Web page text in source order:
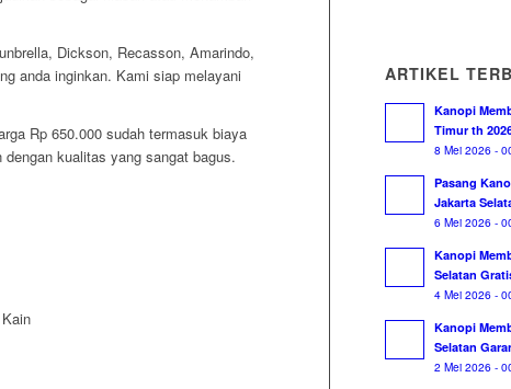
Dickson, Recasson, Amarindo,
anda inginkan. Kami siap melayani
Rp 650.000 sudah termasuk biaya
kualitas yang sangat bagus.
ARTIKEL
Kanopi
Timur th
8 Mei 2026 -
Pasang
Jakarta
6 Mei 2026 -
Kanopi
Selatan
4 Mei 2026 -
Kanopi
Selatan
2 Mei 2026 -